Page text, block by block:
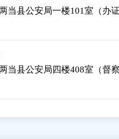
当县公安局一楼101室（办证
当县公安局四楼408室（督察